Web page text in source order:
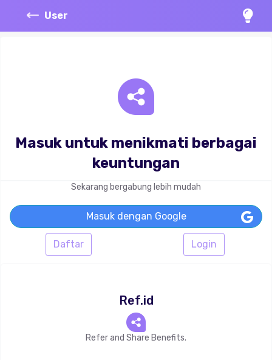
User
Masuk untuk menikmati berbagai
keuntungan
Sekarang bergabung lebih mudah
Masuk dengan Google
Daftar Login
Ref.id
Refer and Share Benefits.